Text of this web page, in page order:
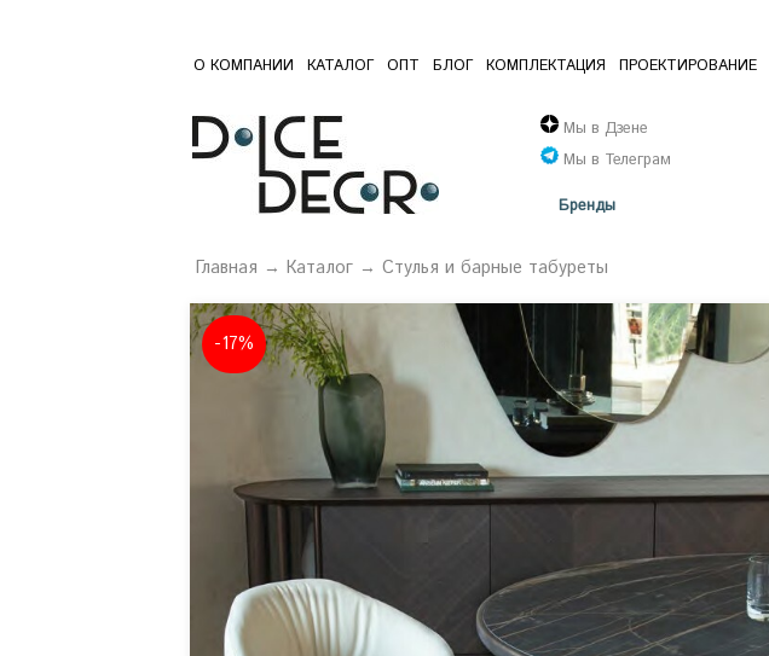
О КОМПАНИИ КАТАЛОГ ОПТ БЛОГ КОМПЛЕКТАЦИЯ ПРОЕКТИРОВАНИЕ
Мы в Дзене
Мы в Телеграм
Бренды
Главная → Каталог → Стулья и барные табуреты
-17%